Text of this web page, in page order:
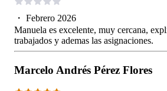
・ Febrero 2026
Manuela es excelente, muy cercana,
trabajados y ademas las asignaciones.
Marcelo Andrés Pérez Flores